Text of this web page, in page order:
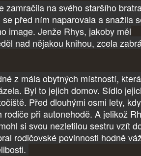
zamračila na svého staršího
před ním naparovala a snažila
image. Jenže Rhys, jakoby měl
nad nějakou knihou, zcela
z mála obytných místností,
Byl to jejich domov. Sídlo
Před dlouhými osmi lety,
rodiče při autonehodě. A jelikož
si svou nezletilou sestru vzít
rodičovské povinnosti hodně